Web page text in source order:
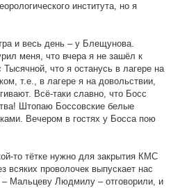
института, но я
и весь день – у Блещунова.
меня, что вчера я не зашёл к
что я останусь в лагере на
т.е., в лагере я на довольствии,
Всё-таки славно, что Босс
Штопаю Боссовские белые
Вечером в гостях у Босса пою
то тётке нужно для закрытия КМС
всяких проволочек выпускает нас
Мальцеву Людмилу – отговорили, и